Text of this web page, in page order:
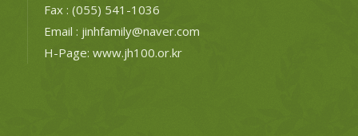
Fax : (055) 541-1036
Email : jinhfamily@naver.com
H-Page: www.jh100.or.kr